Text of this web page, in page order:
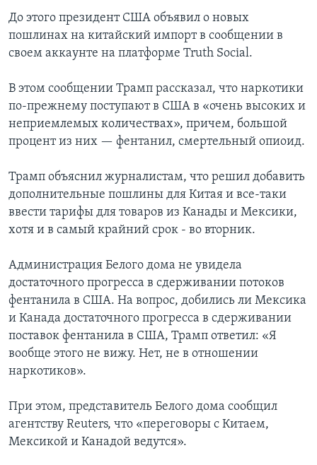
До этого президент США объявил о новых
пошлинах на китайский импорт в сообщении в
своем аккаунте на платформе Truth Social.
В этом сообщении Трамп рассказал, что наркотики
по-прежнему поступают в США в «очень высоких и
неприемлемых количествах», причем, большой
процент из них — фентанил, смертельный опиоид.
Трамп объяснил журналистам, что решил добавить
дополнительные пошлины для Китая и все-таки
ввести тарифы для товаров из Канады и Мексики,
хотя и в самый крайний срок - во вторник.
Администрация Белого дома не увидела
достаточного прогресса в сдерживании потоков
фентанила в США. На вопрос, добились ли Мексика
и Канада достаточного прогресса в сдерживании
поставок фентанила в США, Трамп ответил: «Я
вообще этого не вижу. Нет, не в отношении
наркотиков».
При этом, представитель Белого дома сообщил
агентству Reuters, что «переговоры с Китаем,
Мексикой и Канадой ведутся».